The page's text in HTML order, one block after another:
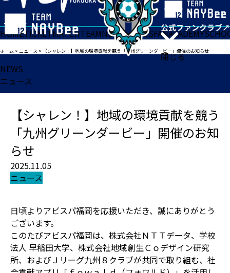
閉じる
HOMETICKETMATCHTEAMNEWSGOODSFANACADEMY
ホーム >ニュース > 【シャレン！】地域の環境貢献を競う「九州グリーンダービー」開催のお知らせ
NEWS
ニュース
【シャレン！】地域の環境貢献を競う
「九州グリーンダービー」開催のお知
らせ
2025.11.05
ニュース
日頃よりアビスパ福岡を応援いただき、誠にありがとう
ございます。
このたびアビスパ福岡は、株式会社ＮＴＴデータ、学校
法人 早稲田大学、株式会社地域創生Ｃｏデザイン研究
所、およびＪリーグ九州８クラブが共同で取り組む、社